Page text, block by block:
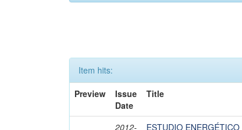
Item hits:
Preview
Issue
Date
Title
2012-
ESTUDIO